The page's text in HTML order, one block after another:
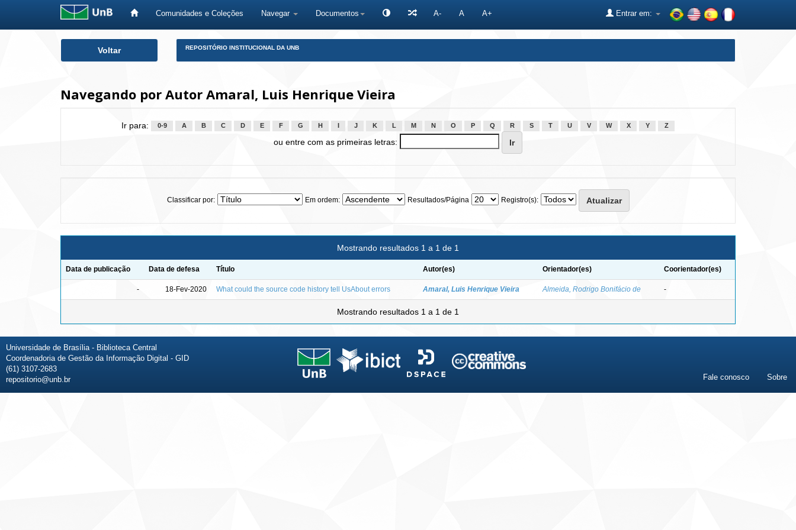
Comunidades e Coleções Navegar Documentos A- A A+ Entrar em:
Voltar REPOSITÓRIO INSTITUCIONAL DA UNB
Navegando por Autor Amaral, Luis Henrique Vieira
Ir para: 0-9 A B C D E F G H J K L M N O P Q R S T U V W X Y Z
ou entre com as primeiras letras:
Classificar por: Em ordem: Resultados/Página Registro(s):
Mostrando resultados 1 a 1 de 1
Data de publicação Data de defesa Título Autor(es) Orientador(es) Coorientador(es)
- 18-Fev-2020 What could the source code history tell UsAbout errors Amaral, Luis Henrique Vieira Almeida, Rodrigo Bonifácio de -
Mostrando resultados 1 a 1 de 1
Universidade de Brasília - Biblioteca Central
Coordenadoria de Gestão da Informação Digital - GID
(61) 3107-2683
repositorio@unb.br
Fale conosco Sobre